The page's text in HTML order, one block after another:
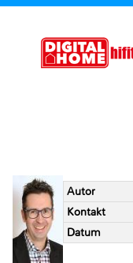
Autor
Kontakt
Datum